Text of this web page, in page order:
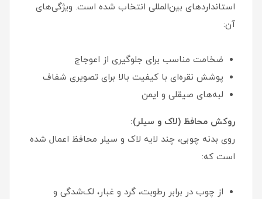
استانداردهای بین‌المللی انتخاب شده است. ویژگی‌های
آن:
ضخامت مناسب برای جلوگیری از اعوجاج
پوشش نقره‌ای با کیفیت بالا برای تصویری شفاف
لبه‌های صیقلی و ایمن
روکش محافظ (لاک و سیلر):
روی بدنه چوبی، چند لایه لاک و سیلر محافظ اعمال شده
است که:
از چوب در برابر رطوبت، گرد و غبار، لک‌شدگی و